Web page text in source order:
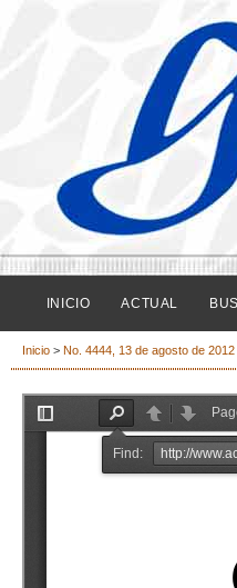
INICIO ACTUAL
Inicio > No. 4444, 13 de agosto de 2012